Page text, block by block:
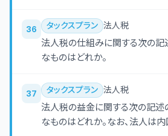
36 タックスプラン 法人税
法人税の仕組みに関する次の記
なものはどれか。
37 タックスプラン 法人税
法人税の益金に関する次の記述
なものはどれか。なお、法人は